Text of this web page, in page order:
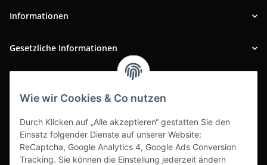
Wie wir Cookies & Co nutzen
Durch Klicken auf „Alle akzeptieren“ gestatten Sie den
Einsatz folgender Dienste auf unserer Website:
ReCaptcha, Google Analytics 4, Google Ads Conversion
Tracking. Sie können die Einstellung jederzeit ändern
Informationen
Gesetzliche Informationen